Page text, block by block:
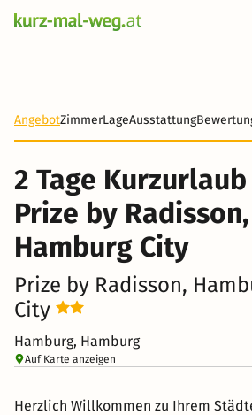
AngebotZimmerLageAusstattung
2 Tage
Prize by Radisson,
Hamburg City
Prize by Radisson,
City
Hamburg, Hamburg
Auf Karte anzeigen
Herzlich Willkommen zu Ihrem